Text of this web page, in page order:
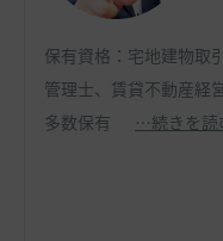
保有資格：宅地建物取
管理士、賃貸不動産経
多数保有
…続きを読